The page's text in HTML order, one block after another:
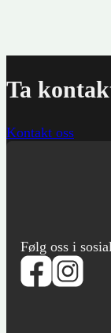
Ta
Kontakt oss
Følg oss i